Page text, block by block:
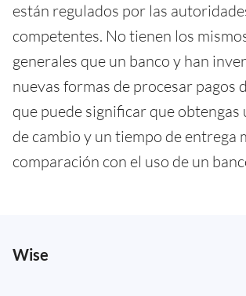
están regulados por las
competentes. No tienen los
generales que un banco y han
nuevas formas de procesar pagos
que puede significar que
de cambio y un tiempo de entrega
comparación con el uso de un
Wise